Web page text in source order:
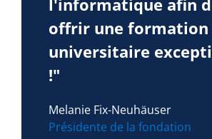
offrir une formation
universitaire
!"
Melanie Fix-Neuhäuser
Présidente de la fondation